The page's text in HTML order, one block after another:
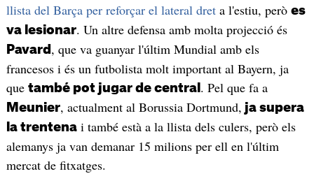
llista del Barça per reforçar el lateral dreta l'estiu, però es
va lesionar. Un altre defensa amb molta projecció és
Pavard , que va guanyar l'últim Mundial amb els
francesos i és un futbolista molt important al Bayern, ja
que també pot jugar de central . Pel que fa a
Meunier, actualment al Borussia Dortmund, ja supera
la trentenai també està a la llista dels culers, però els
alemanys ja van demanar 15 milions per ell en l'últim
mercat de fitxatges.